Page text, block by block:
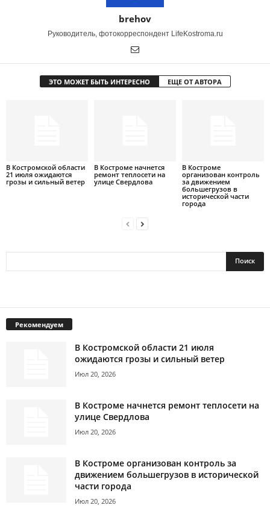
brehov
Руководитель, фотокорреспондент LifeKostroma.ru
ЭТО МОЖЕТ БЫТЬ ИНТЕРЕСНО ЕЩЕ ОТ АВТОРА
В Костромской области
21 июля ожидаются
грозы и сильный ветер
В Костроме начнется
ремонт теплосети на
улице Свердлова
В Костроме
организован контроль
за движением
большегрузов в
исторической части
города
Рекомендуем
В Костромской области 21 июля
ожидаются грозы и сильный ветер
Июл 20, 2026
В Костроме начнется ремонт теплосети на
улице Свердлова
Июл 20, 2026
В Костроме организован контроль за
движением большегрузов в исторической
части города
Июл 20, 2026